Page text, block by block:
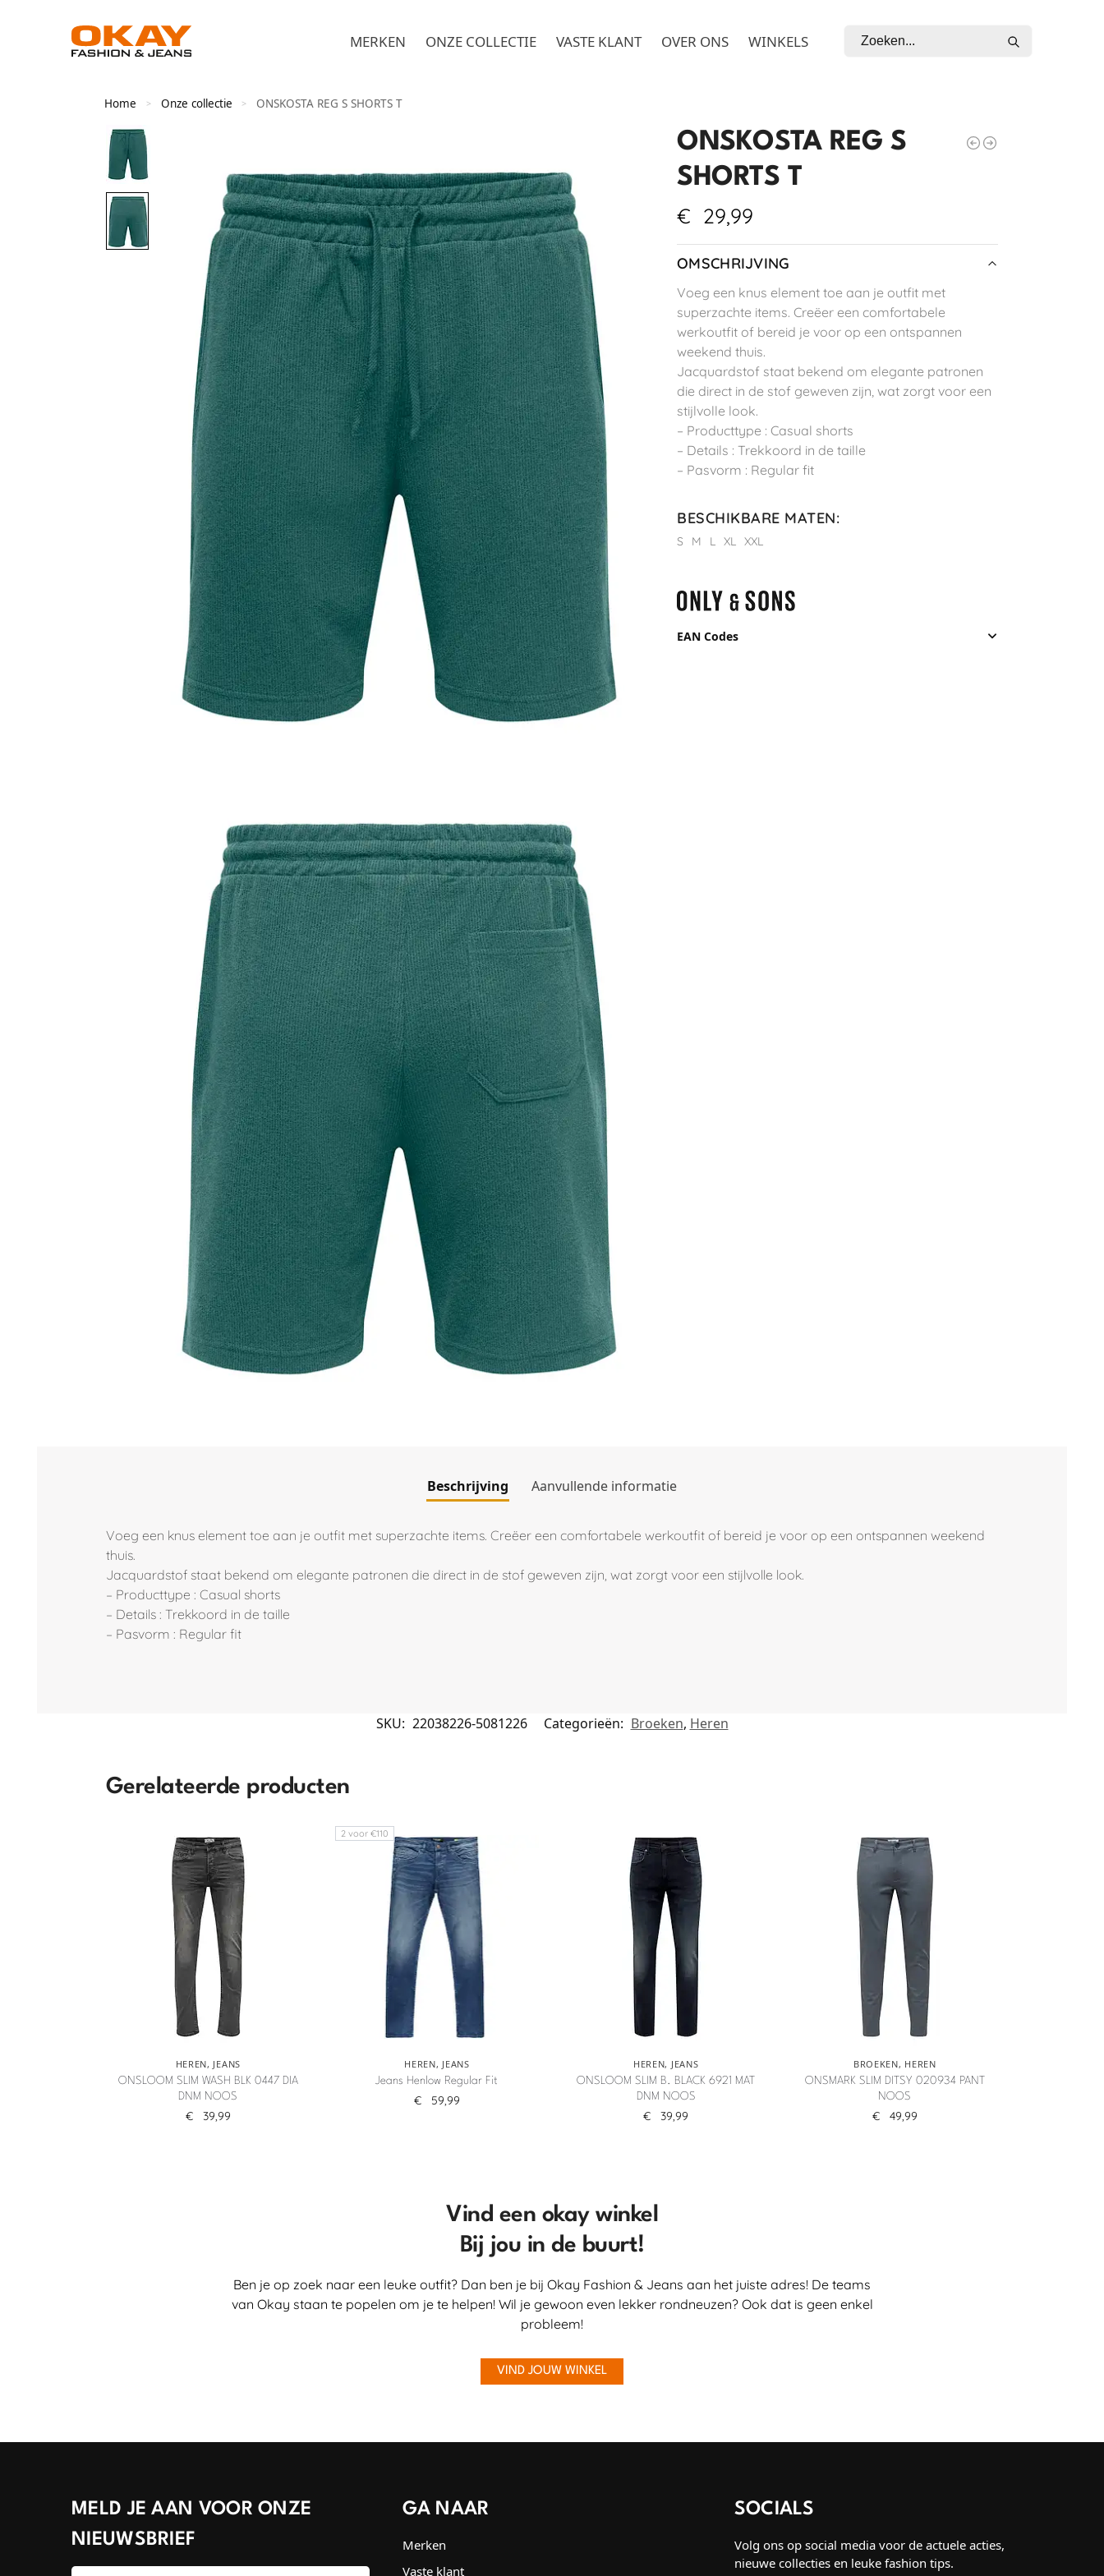
MERKEN ONZE COLLECTIE VASTE KLANT OVER ONS WINKELS
Home > Onze collectie > ONSKOSTA REG S SHORTS T
ONSKOSTA REG S
SHORTS T
€ 29,99
OMSCHRIJVING
Voeg een knus element toe aan je outfit met
superzachte items. Creëer een comfortabele
werkoutfit of bereid je voor op een ontspannen
weekend thuis.
Jacquardstof staat bekend om elegante patronen
die direct in de stof geweven zijn, wat zorgt voor een
stijlvolle look.
– Producttype : Casual shorts
– Details : Trekkoord in de taille
– Pasvorm : Regular fit
BESCHIKBARE MATEN:
S M L XL XXL
EAN Codes
Beschrijving Aanvullende informatie
Voeg een knus element toe aan je outfit met superzachte items. Creëer een comfortabele werkoutfit of bereid je voor op een ontspannen weekend
thuis.
Jacquardstof staat bekend om elegante patronen die direct in de stof geweven zijn, wat zorgt voor een stijlvolle look.
– Producttype : Casual shorts
– Details : Trekkoord in de taille
– Pasvorm : Regular fit
SKU: 22038226-5081226 Categorieën: Broeken, Heren
Gerelateerde producten
HEREN, JEANS
ONSLOOM SLIM WASH BLK 0447 DIA
DNM NOOS
€ 39,99
2 voor €110
HEREN, JEANS
Jeans Henlow Regular Fit
€ 59,99
HEREN, JEANS
ONSLOOM SLIM B. BLACK 6921 MAT
DNM NOOS
€ 39,99
BROEKEN, HEREN
ONSMARK SLIM DITSY 020934 PANT
NOOS
€ 49,99
Vind een okay winkel
Bij jou in de buurt!
Ben je op zoek naar een leuke outfit? Dan ben je bij Okay Fashion & Jeans aan het juiste adres! De teams
van Okay staan te popelen om je te helpen! Wil je gewoon even lekker rondneuzen? Ook dat is geen enkel
probleem!
VIND JOUW WINKEL
MELD JE AAN VOOR ONZE
NIEUWSBRIEF
GA NAAR
Merken
Vaste klant
SOCIALS
Volg ons op social media voor de actuele acties,
nieuwe collecties en leuke fashion tips.